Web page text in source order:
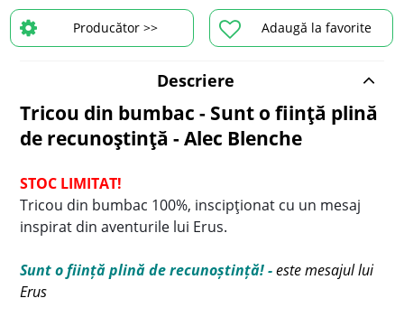
Adaugă la favorite
Producător >>
Descriere
Tricou din bumbac - Sunt o ființă plină
de recunoștință - Alec Blenche
STOC LIMITAT!
Tricou din bumbac 100%, inscipționat cu un mesaj
inspirat din aventurile lui Erus.
Sunt o ființă plină de recunoștință! -este mesajul lui
Erus